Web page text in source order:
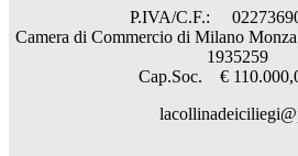
P.IVA/C.F.:
Camera di Commercio di Milano
1935259
Cap.Soc. €